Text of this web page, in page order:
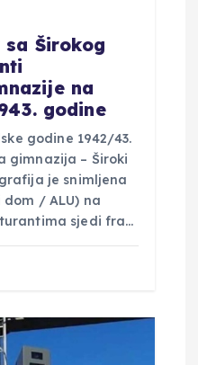
Širokog
na
godine
godine 1942/43.
gimnazija – Široki
je snimljena
/ ALU) na
sjedi fra…